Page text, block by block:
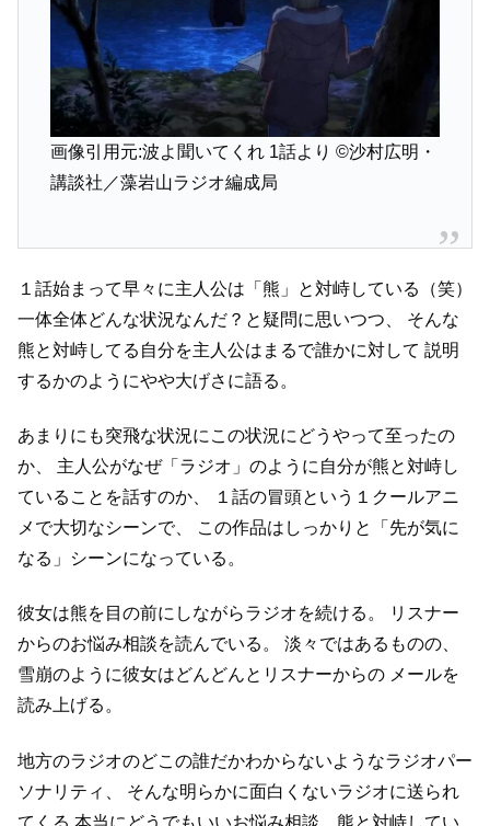
画像引用元:波よ聞いてくれ 1話より ©沙村広明・
講談社／藻岩山ラジオ編成局
１話始まって早々に主人公は「熊」と対峙している（笑）
一体全体どんな状況なんだ？と疑問に思いつつ、
そんな
熊と対峙してる自分を主人公はまるで誰かに対して 説明
するかのようにやや大げさに語る。
あまりにも突飛な状況にこの状況にどうやって至ったの
か、
主人公がなぜ「ラジオ」のように自分が熊と対峙し
ていることを話すのか、
１話の冒頭という１クールアニ
メで大切なシーンで、
この作品はしっかりと「先が気に
なる」シーンになっている。
彼女は熊を目の前にしながらラジオを続ける。
リスナー
からのお悩み相談を読んでいる。
淡々ではあるものの、
雪崩のように彼女はどんどんとリスナーからの メールを
読み上げる。
地方のラジオのどこの誰だかわからないようなラジオパー
ソナリティ、
そんな明らかに面白くないラジオに送られ
てくる 本当にどうでもいいお悩み相談。熊と対峙してい